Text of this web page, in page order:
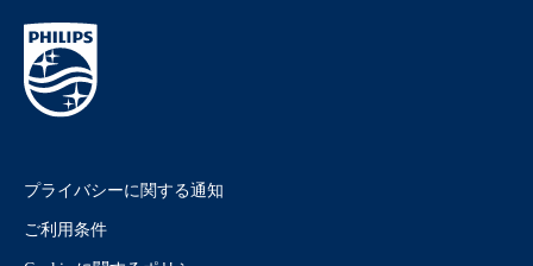
プライバシーに関する通知
ご利用条件